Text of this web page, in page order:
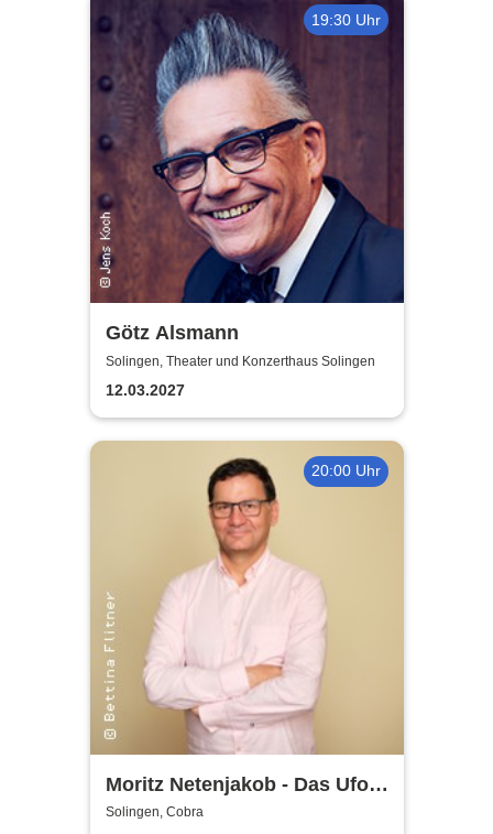
19:30 Uhr
Götz Alsmann
Solingen, Theater und Konzerthaus Solingen
12.03.2027
20:00 Uhr
Moritz Netenjakob - Das Ufo
parkt falsch
Solingen, Cobra